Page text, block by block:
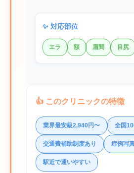
✨ 対応部位
エラ 額 眉間 目尻
👍 このクリニックの特徴
業界最安級2,940円〜 全国
交通費補助制度あり 症例写
駅近で通いやすい